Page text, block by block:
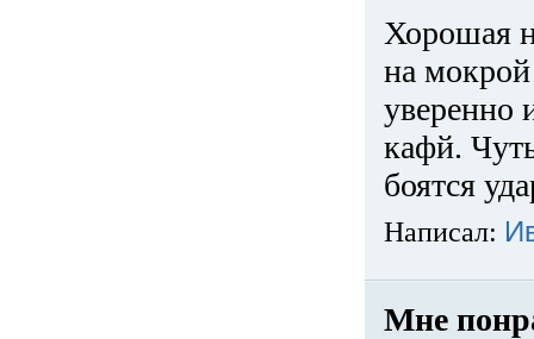
Хорошая
на
уверенно
кафй.
боятся
Написал:
Мне